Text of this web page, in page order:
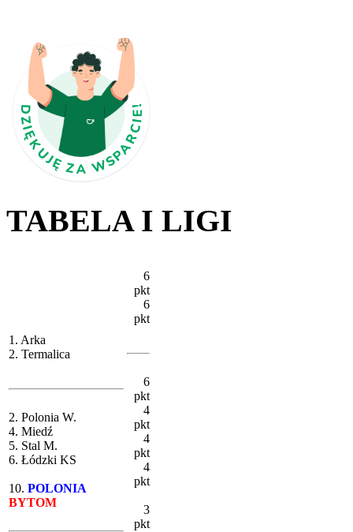
TABELA I LIGI
1. Arka
2. Termalica
2. Polonia W.
4. Miedź
5. Stal M.
6. Łódzki KS
10. POLONIA
BYTOM
6
pkt
6
pkt
6
pkt
4
pkt
4
pkt
4
pkt
3
pkt